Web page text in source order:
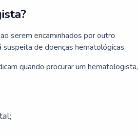
serem encaminhados por outro
de doenças hematológicas.
quando procurar um hematologista,